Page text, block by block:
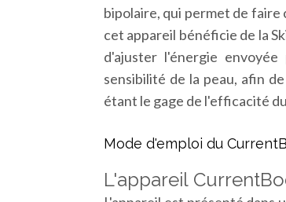
bipolaire, qui permet de
cet appareil bénéficie de la
d'ajuster l'énergie
sensibilité de la peau, afin
étant le gage de l'efficacité
Mode d'emploi du
L'appareil